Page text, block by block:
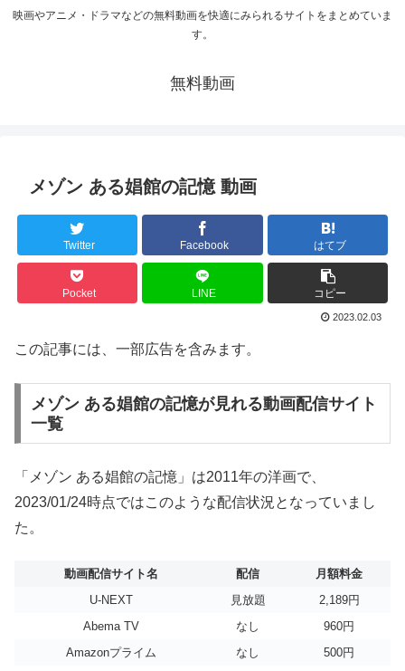
映画やアニメ・ドラマなどの無料動画を快適にみられるサイトをまとめていま
す。
無料動画
メゾン ある娼館の記憶 動画
Twitter Facebook はてブ
Pocket LINE コピー
2023.02.03
この記事には、一部広告を含みます。
メゾン ある娼館の記憶が見れる動画配信サイト
一覧
「メゾン ある娼館の記憶」は2011年の洋画で、
2023/01/24時点ではこのような配信状況となっていまし
た。
動画配信サイト名 配信
月額料金
U-NEXT
見放題
2,189円
Abema TV
なし
960円
Amazonプライム
なし
500円